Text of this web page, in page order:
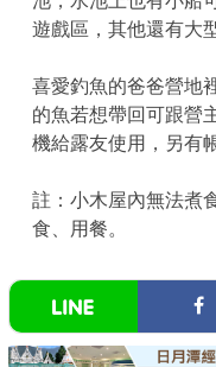
遊戲區，其他還有大
喜愛釣魚的爸爸營地
的魚若想帶回可跟營
機給露友使用，另有
註：小木屋內無法煮
食、用餐。